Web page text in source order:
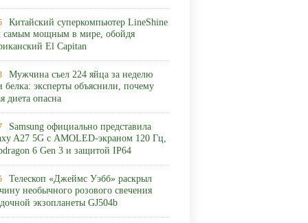
Китайский суперкомпьютер LineShine
самым мощным в мире, обойдя
El Capitan
Мужчина съел 224 яйца за неделю
белка: эксперты объяснили, почему
диета опасна
Samsung официально представила
A27 5G с AMOLED-экраном 120 Гц,
6 Gen 3 и защитой IP64
Телескоп «Джеймс Уэбб» раскрыл
необычного розового свечения
экзопланеты GJ504b